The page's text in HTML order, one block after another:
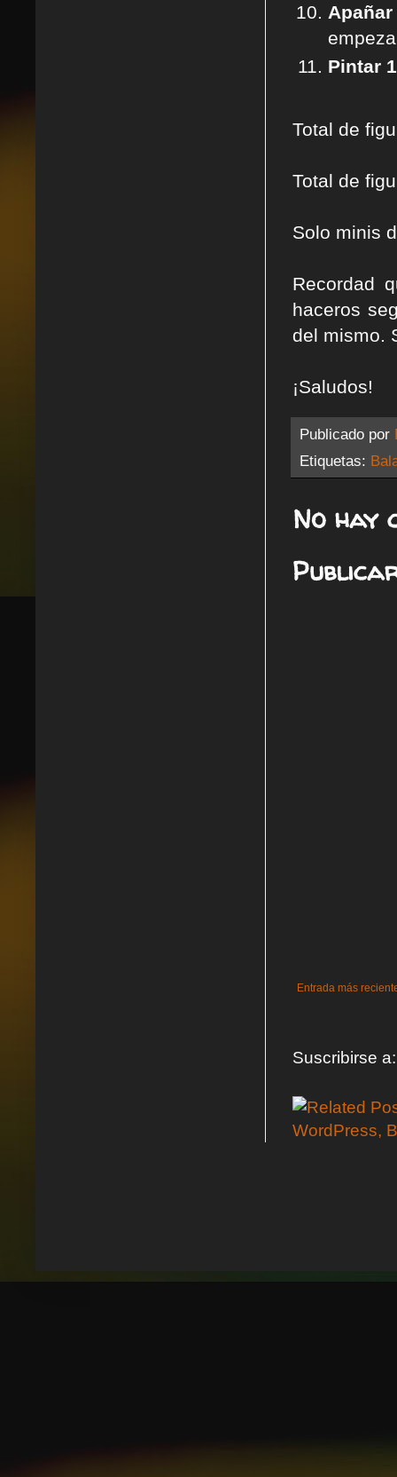
Pintar
Total de
Total de
Solo minis
Recordad
haceros
del mismo.
¡Saludos!
Publicado por
Etiquetas:
No hay
Entrada más
Suscribirse